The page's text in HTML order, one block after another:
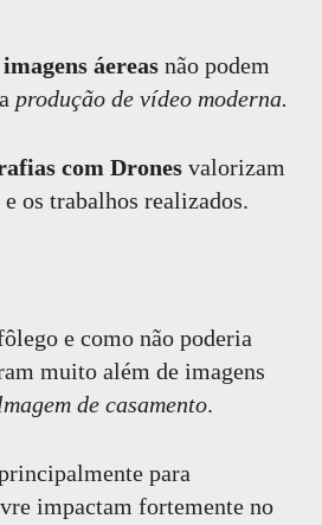
áereas não podem
produção de vídeo moderna.
com Drones valorizam
os trabalhos realizados.
e como não poderia
muito além de imagens
de casamento.
para
impactam fortemente no